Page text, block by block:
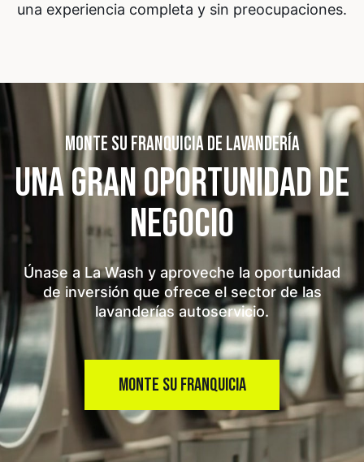
una experiencia completa y sin preocupaciones.
MONTE SU FRANQUICIA DE LAVANDERÍA
UNA GRAN OPORTUNIDADDE
NEGOCIO
Únase a La Wash y aproveche la oportunidad
de inversión que ofrece el sector de las
lavanderías autoservicio.
MONTE SU FRANQUICIA